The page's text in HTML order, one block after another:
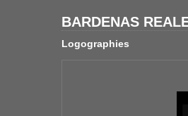
BARDENAS
Logographies